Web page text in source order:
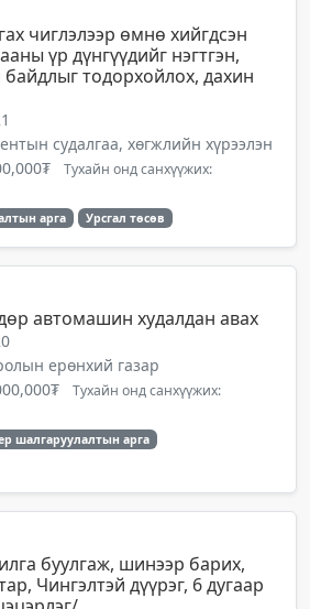
чиглэлээр өмнө хийгдсэн
үр дүнгүүдийг нэгтгэн,
тодорхойлох, дахин
судалгаа, хөгжлийн хүрээлэн
Тухайн онд санхүүжих:
арга Урсгал төсөв
автомашин худалдан авах
ерөнхий газар
Тухайн онд санхүүжих:
шалгаруулалтын арга
буулгаж, шинээр барих,
Чингэлтэй дүүрэг, 6 дугаар